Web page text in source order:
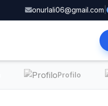
onurlali06@gmail.com
Profilo